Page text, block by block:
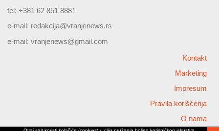
tel: +381 62 851 8881
e-mail: redakcija@vranjenews.rs
e-mail: vranjenews@gmail.com
Kontakt
Marketing
Impresum
Pravila korišćenja
O nama